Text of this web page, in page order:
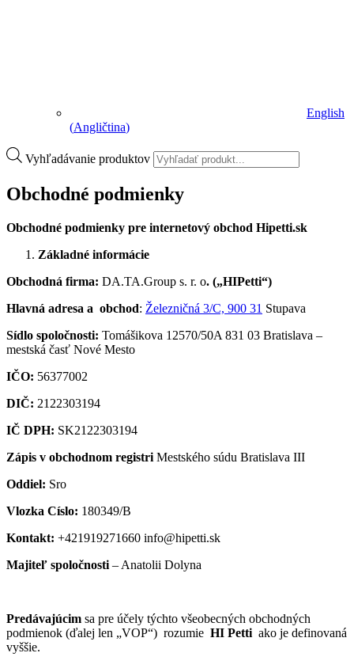
English
(Angličtina)
Vyhľadávanie produktov
Obchodné podmienky
Obchodné podmienky pre internetový obchod Hipetti.sk
Základné informácie
Obchodná firma: DA.TA.Group s. r. o. („HIPetti“)
Hlavná adresa a obchod: Železničná 3/C, 900 31 Stupava
Sídlo spoločnosti: Tomášikova 12570/50A 831 03 Bratislava –
mestská časť Nové Mesto
IČO: 56377002
DIČ: 2122303194
IČ DPH: SK2122303194
Zápis v obchodnom registri Mestského súdu Bratislava III
Oddiel: Sro
Vlozka Císlo: 180349/B
Kontakt: +421919271660 info@hipetti.sk
Majiteľ spoločnosti – Anatolii Dolyna
Predávajúcim sa pre účely týchto všeobecných obchodných
podmienok (ďalej len „VOP“) rozumie HI Petti ako je definovaná
vyššie.